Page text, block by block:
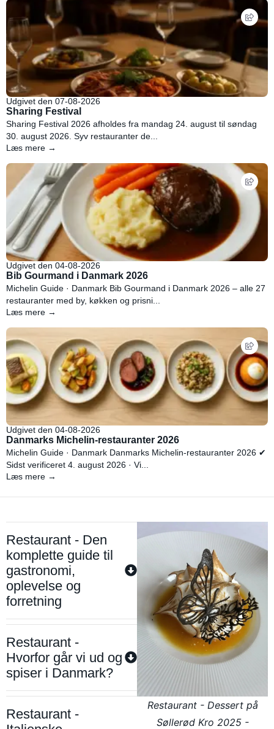
Udgivet den 07-08-2026
Sharing Festival
Sharing Festival 2026 afholdes fra mandag 24. august til søndag
30. august 2026. Syv restauranter de...
Læs mere →
Udgivet den 04-08-2026
Bib Gourmand i Danmark 2026
Michelin Guide · Danmark Bib Gourmand i Danmark 2026 – alle 27
restauranter med by, køkken og prisni...
Læs mere →
Udgivet den 04-08-2026
Danmarks Michelin-restauranter 2026
Michelin Guide · Danmark Danmarks Michelin-restauranter 2026 ✔
Sidst verificeret 4. august 2026 · Vi...
Læs mere →
Restaurant - Den
komplette guide til
gastronomi,
oplevelse og
forretning
Restaurant -
Hvorfor går vi ud og
spiser i Danmark?
Restaurant -
Restaurant - Dessert på
Søllerød Kro 2025 -